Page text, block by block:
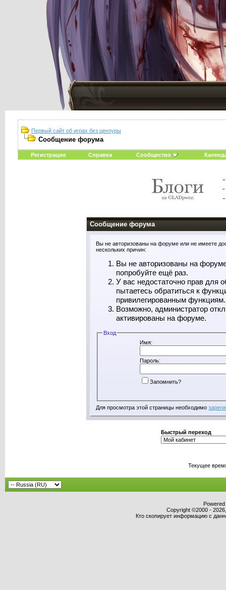
Первый сайт об играх без цензуры
Сообщение форума
Регистрация Справка Сообщество
Сообщение форума
Вы не авторизованы на форуме или не имеете
нескольких причин:
Вы не авторизованы на
попробуйте ещё раз.
У вас недостаточно прав для
пытаетесь обратиться к
привилегированным функциям.
Возможно, администратор
активированы на форуме.
Вход
Имя:
Пароль:
Запомнить?
Для просмотра этой страницы необходимо
Быстрый переход
Текущее
Copyright ©2000 -
Кто скопирует информацию с